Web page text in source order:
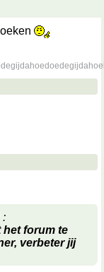
:
het forum te
verbeter jij